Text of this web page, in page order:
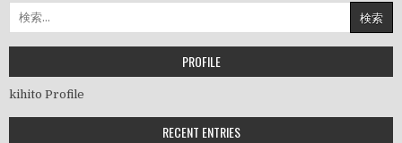
ビ
ゲ
シ
ョ
索:
PROFILE
kihito Profile
RECENT ENTRIES